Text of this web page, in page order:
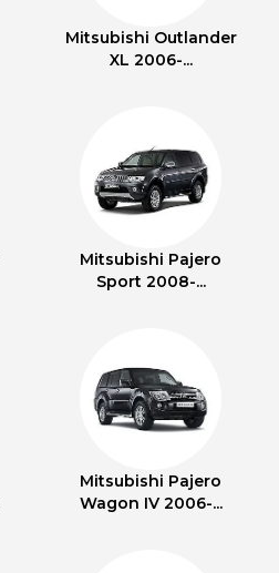
Mitsubishi Outlander
XL 2006-...
Mitsubishi Pajero
Sport 2008-...
Mitsubishi Pajero
Wagon IV 2006-...